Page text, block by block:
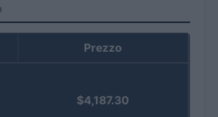
Prezzo
$4,187.30